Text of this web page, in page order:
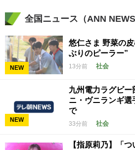
全国ニュース（ANN NEWS
NEW
悠仁さま 野菜の
ぶりのピーラー”
13分前 社会
NEW
九州電力ラグビ
ニ・ヴニランギ
で
33分前 社会
【指原莉乃】「